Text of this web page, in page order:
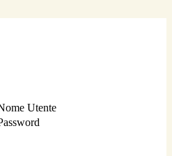
Utente